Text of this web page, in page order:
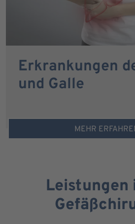
Erkrankungen
und Galle
MEHR
Leistungen